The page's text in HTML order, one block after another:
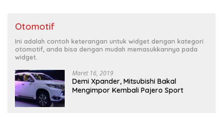
Otomotif
Ini adalah contoh keterangan untuk widget dengan kategori
otomotif, anda bisa dengan mudah memasukkannya pada
widget.
Maret 16, 2019
Demi Xpander, Mitsubishi Bakal
Mengimpor Kembali Pajero Sport